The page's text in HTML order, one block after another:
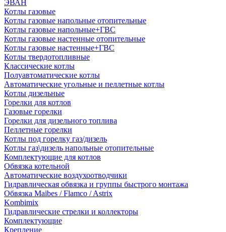
ЭВАН
Котлы газовые
Котлы газовые напольные отопительные
Котлы газовые напольные+ГВС
Котлы газовые настенные отопительные
Котлы газовые настенные+ГВС
Котлы твердотопливные
Классические котлы
Полуавтоматические котлы
Автоматические угольные и пеллетные котлы
Котлы дизельные
Горелки для котлов
Газовые горелки
Горелки для дизельного топлива
Пеллетные горелки
Котлы под горелку газ/дизель
Котлы газ\дизель напольные отопительные
Комплектующие для котлов
Обвязка котельной
Автоматические воздухоотводчики
Гидравлическая обвязка и группы быстрого монтажа
Обвязка Maibes / Flamco / Astrix
Kombimix
Гидравлические стрелки и коллекторы
Комплектующие
Крепление